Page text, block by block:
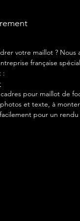
votre maillot ? Nous
française
:
pour maillot de
et texte, à
pour un